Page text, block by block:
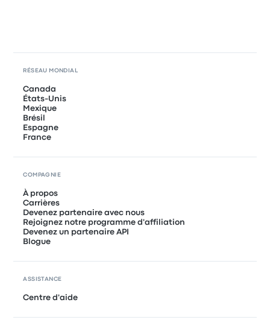
RÉSEAU MONDIAL
Canada
États-Unis
Mexique
Brésil
Espagne
France
COMPAGNIE
À propos
Carrières
Devenez partenaire avec nous
Rejoignez notre programme d'affiliation
Devenez un partenaire API
Blogue
ASSISTANCE
Centre d'aide